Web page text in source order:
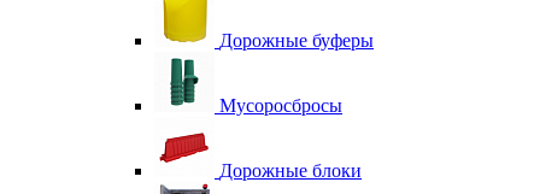
Дорожные буферы
Мусоросбросы
Дорожные блоки